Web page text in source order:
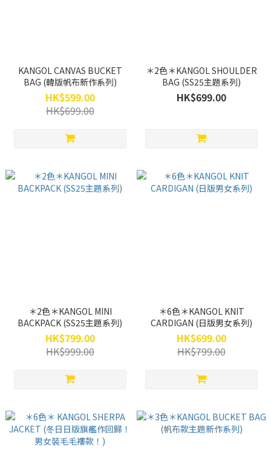
KANGOL CANVAS BUCKET
BAG (韓版帆布新作系列)
HK$599.00
HK$699.00
＊2色＊KANGOL SHOULDER
BAG (SS25主題系列)
HK$699.00
＊2色＊KANGOL MINI
BACKPACK (SS25主題系列)
HK$799.00
HK$999.00
＊6色＊KANGOL KNIT
CARDIGAN (日版男女系列)
HK$699.00
HK$799.00